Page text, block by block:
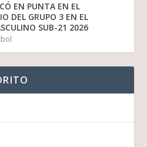
EN PUNTA EN EL
DEL GRUPO 3 EN EL
SUB-21 2026